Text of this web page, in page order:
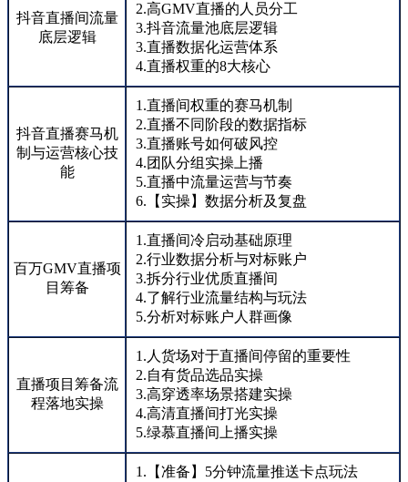
抖音直播间流量
底层逻辑
2.高GMV直播的人员分工
3.抖音流量池底层逻辑
3.直播数据化运营体系
4.直播权重的8大核心
抖音直播赛马机
制与运营核心技
能
1.直播间权重的赛马机制
2.直播不同阶段的数据指标
3.直播账号如何破风控
4.团队分组实操上播
5.直播中流量运营与节奏
6.【实操】数据分析及复盘
百万GMV直播项
目筹备
1.直播间冷启动基础原理
2.行业数据分析与对标账户
3.拆分行业优质直播间
4.了解行业流量结构与玩法
5.分析对标账户人群画像
直播项目筹备流
程落地实操
1.人货场对于直播间停留的重要性
2.自有货品选品实操
3.高穿透率场景搭建实操
4.高清直播间打光实操
5.绿慕直播间上播实操
1.【准备】5分钟流量推送卡点玩法